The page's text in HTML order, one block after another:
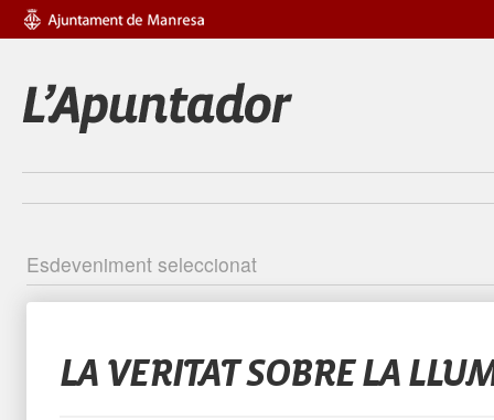
Esdeveniment seleccionat
LA VERITAT SOBRE LA